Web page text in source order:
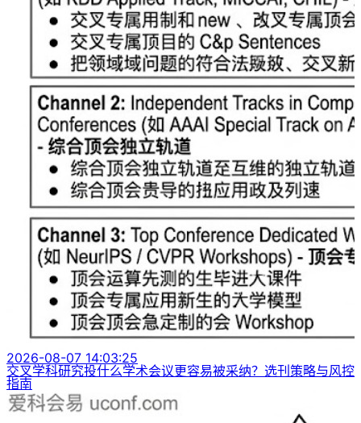
2026-08-07 14:03:25
交叉学科研究投什么学术会议更容易被采纳？选刊策略与风控
指南